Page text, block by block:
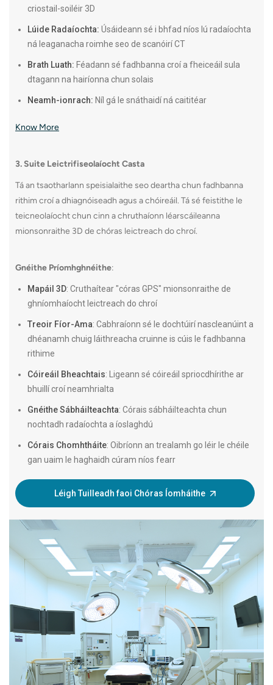
criostail-soiléir 3D
Lúide Radaíochta: Úsáideann sé i bhfad níos lú radaíochta
ná leaganacha roimhe seo de scanóirí CT
Brath Luath: Féadann sé fadhbanna croí a fheiceáil sula
dtagann na hairíonna chun solais
Neamh-ionrach: Níl gá le snáthaidí ná caititéar
Know More
3. Suite Leictrifiseolaíocht Casta
Tá an tsaotharlann speisialaithe seo deartha chun fadhbanna
rithim croí a dhiagnóiseadh agus a chóireáil. Tá sé feistithe le
teicneolaíocht chun cinn a chruthaíonn léarscáileanna
mionsonraithe 3D de chóras leictreach do chroí.
Gnéithe Príomhghnéithe:
Mapáil 3D: Cruthaítear "córas GPS" mionsonraithe de
ghníomhaíocht leictreach do chroí
Treoir Fíor-Ama: Cabhraíonn sé le dochtúirí nascleanúint a
dhéanamh chuig láithreacha cruinne is cúis le fadhbanna
rithime
Cóireáil Bheachtais: Ligeann sé cóireáil spriocdhírithe ar
bhuillí croí neamhrialta
Gnéithe Sábháilteachta: Córais sábháilteachta chun
nochtadh radaíochta a íoslaghdú
Córais Chomhtháite: Oibríonn an trealamh go léir le chéile
gan uaim le haghaidh cúram níos fearr
Léigh Tuilleadh faoi Chóras Íomháithe